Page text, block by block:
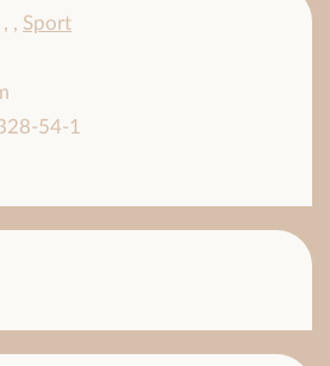
, , Sport
54-1